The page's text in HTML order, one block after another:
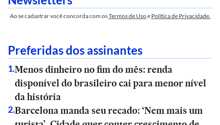
Ao se cadastrar você concorda com osTermos de Usoe Política de Privacidade.
Preferidas dos assinantes
1.Menos dinheiro no fim do mês: renda
disponível do brasileiro cai para menor nível
da história
2.Barcelona manda seu recado: ‘Nem mais um